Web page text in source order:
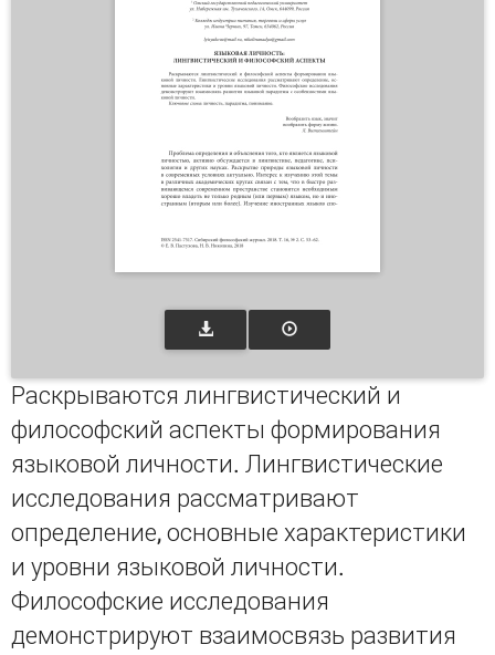
Раскрываются лингвистический и
философский аспекты формирования
языковой личности. Лингвистические
исследования рассматривают
определение, основные характеристики
и уровни языковой личности.
Философские исследования
демонстрируют взаимосвязь развития